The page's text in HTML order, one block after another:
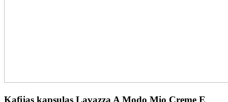
Kafijas kapsulas Lavazza A Modo Mio Creme E